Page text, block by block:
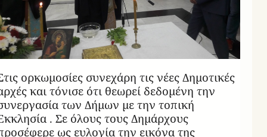
ορκωμοσίες συνεχάρη τις νέες Δημοτικές
και τόνισε ότι θεωρεί δεδομένη την
των Δήμων με την τοπική
. Σε όλους τους Δημάρχους
ως ευλογία την εικόνα της